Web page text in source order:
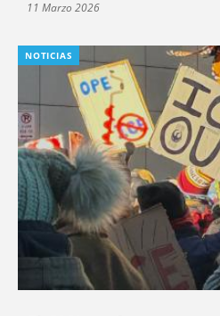
11 Marzo 2026
NOTICIAS